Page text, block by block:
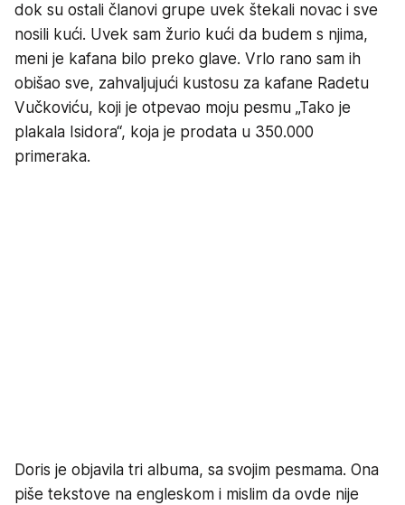
dok su ostali članovi grupe uvek štekali novac i sve
nosili kući. Uvek sam žurio kući da budem s njima,
meni je kafana bilo preko glave. Vrlo rano sam ih
obišao sve, zahvaljujući kustosu za kafane Radetu
Vučkoviću, koji je otpevao moju pesmu „Tako je
plakala Isidora“, koja je prodata u 350.000
primeraka.
Doris je objavila tri albuma, sa svojim pesmama. Ona
piše tekstove na engleskom i mislim da ovde nije